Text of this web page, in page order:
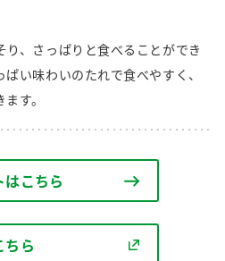
調味酢
鍋用調味料
ト トップ
、さっぱりと食べることができ
い味わいのたれで食べやすく、
す。
はこちら
ちら